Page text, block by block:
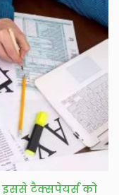
इससे टैक्सपेयर्स को